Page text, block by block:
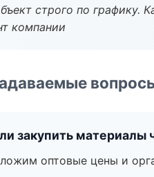
строго по графику.
компании
закупить материалы
оптовые цены и